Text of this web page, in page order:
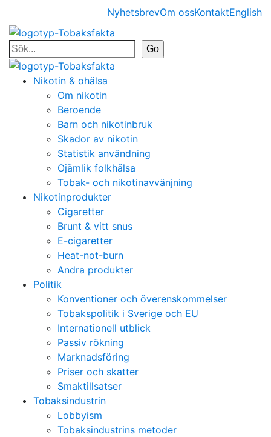
NyhetsbrevOm ossKontaktEnglish
Nikotin & ohälsa
Om nikotin
Beroende
Barn och nikotinbruk
Skador av nikotin
Statistik användning
Ojämlik folkhälsa
Tobak- och nikotinavvänjning
Nikotinprodukter
Cigaretter
Brunt & vitt snus
E-cigaretter
Heat-not-burn
Andra produkter
Politik
Konventioner och överenskommelser
Tobakspolitik i Sverige och EU
Internationell utblick
Passiv rökning
Marknadsföring
Priser och skatter
Smaktillsatser
Tobaksindustrin
Lobbyism
Tobaksindustrins metoder